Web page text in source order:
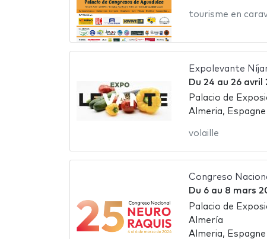
tourisme en
Expolevante
Du 24 au 26 avril
Palacio de
Almeria, Espagne
volaille
Congreso
Du 6au 8 mars
Palacio de
Almería
Almeria, Espagne